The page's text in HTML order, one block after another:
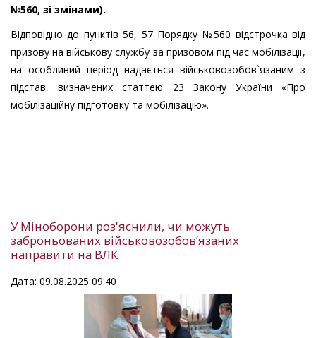
№560, зі змінами).
Відповідно до пунктів 56, 57 Порядку №560 відстрочка від
призову на військову службу за призовом під час мобілізації,
на особливий період надається військовозобов`язаним з
підстав, визначених статтею 23 Закону України «Про
мобілізаційну підготовку та мобілізацію».
У Міноборони роз'яснили, чи можуть
заброньованих військовозобовʼязаних
направити на ВЛК
Дата: 09.08.2025 09:40